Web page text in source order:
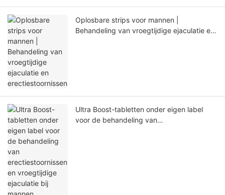
Oplosbare strips voor mannen |
Behandeling van vroegtijdige ejaculatie en
Ultra Boost-tabletten onder eigen label
voor de behandeling van